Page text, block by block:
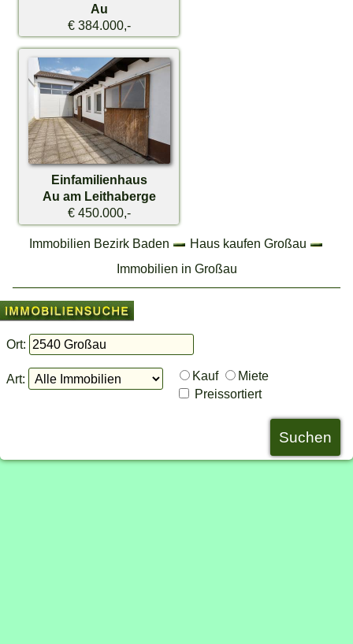
Au
€ 384.000,-
Einfamilienhaus
Au am Leithaberge
€ 450.000,-
Immobilien Bezirk Baden
Haus kaufen Großau
Immobilien in Großau
Ort:
Art: Kauf
Miete
Preissortiert